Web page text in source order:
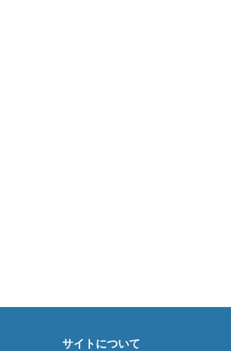
サイトについて